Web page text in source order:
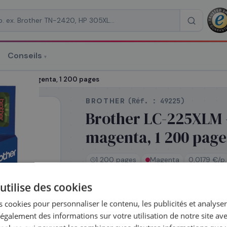
Conseils ▾
magenta, 1 200 pages
BROTHER (Réf. : 49225)
Brother LC-
magenta, 1 200
1 200 pages Magenta 0,0179 €/p.
Expédié le jour même —
Coût par impression :0,0179 €
des cookies
cookies pour personnaliser le contenu, les publicités et
des informations sur votre utilisation de notre site